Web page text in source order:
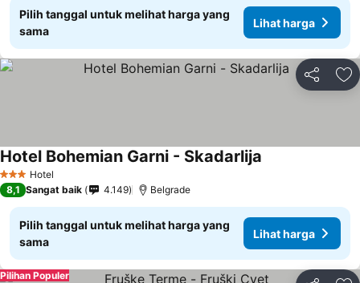
Pilih tanggal untuk melihat harga yang
sama
Lihat harga
Bagikan
3 BintangHotel
Hotel Bohemian Garni - Skadarlija
8,1 Sangat baik 4.149 Belgrade
Pilih tanggal untuk melihat harga yang
sama
Lihat harga
Pilihan Populer